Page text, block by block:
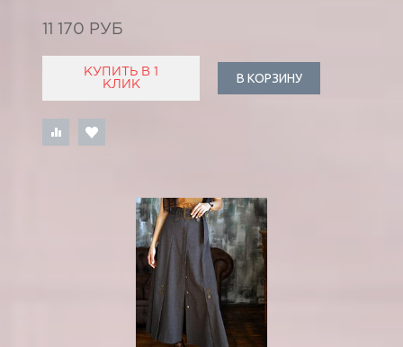
11 170 РУБ
КУПИТЬ В 1
КЛИК
В КОРЗИНУ